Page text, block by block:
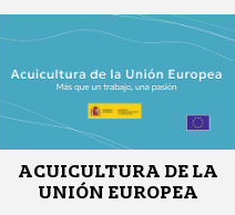
ACUICULTURA DE LA
UNIÓN EUROPEA